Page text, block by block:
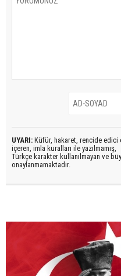
UYARI: Küfür, hakaret, rencide edici
içeren, imla kuralları ile yazılmamış,
Türkçe karakter kullanılmayan ve
onaylanmamaktadır.